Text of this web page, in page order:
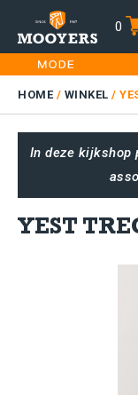
0
Skip
to
content
HOME
DAMES
KIDS
PLUS SIZE
HOME/ WINKEL /
In deze kijkshop
YEST